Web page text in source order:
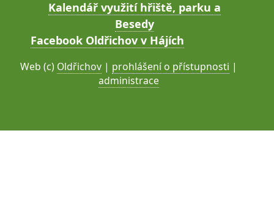
Kalendář využití hřiště, parku a
Besedy
Facebook Oldřichov v Hájích
Web (c) Oldřichov | prohlášení o přístupnosti |
administrace